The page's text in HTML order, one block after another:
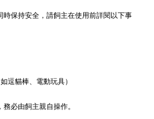
具
保持安全，請飼主在使用前詳閱以下事
逗貓棒、電動玩具）
必由飼主親自操作。